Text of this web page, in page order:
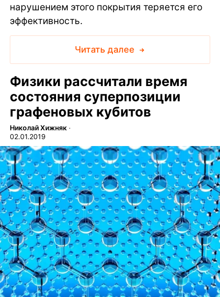
нарушением этого покрытия теряется его
эффективность.
Читать далее
Физики рассчитали время
состояния суперпозиции
графеновых кубитов
Николай Хижняк ∙
02.01.2019